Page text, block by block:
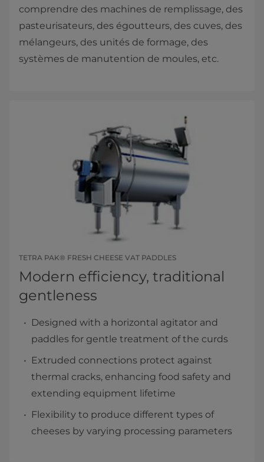
comprendre des machines de remplissage, des
pasteurisateurs, des égoutteurs, des cuves, des
mélangeurs, des unités de formage, des
systèmes de manutention de moules, etc.
TETRA PAK® FRESH CHEESE VAT PADDLES
Modern efficiency, traditional
gentleness
Designed with a horizontal agitator and
paddles for gentle treatment of the curds
Extruded connections protect against
thermal cracks, enhancing food safety and
extending equipment lifetime
Flexibility to produce different types of
cheeses by varying processing parameters